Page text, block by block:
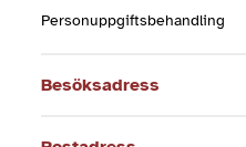
Personuppgiftsbehandling
Besöksadress